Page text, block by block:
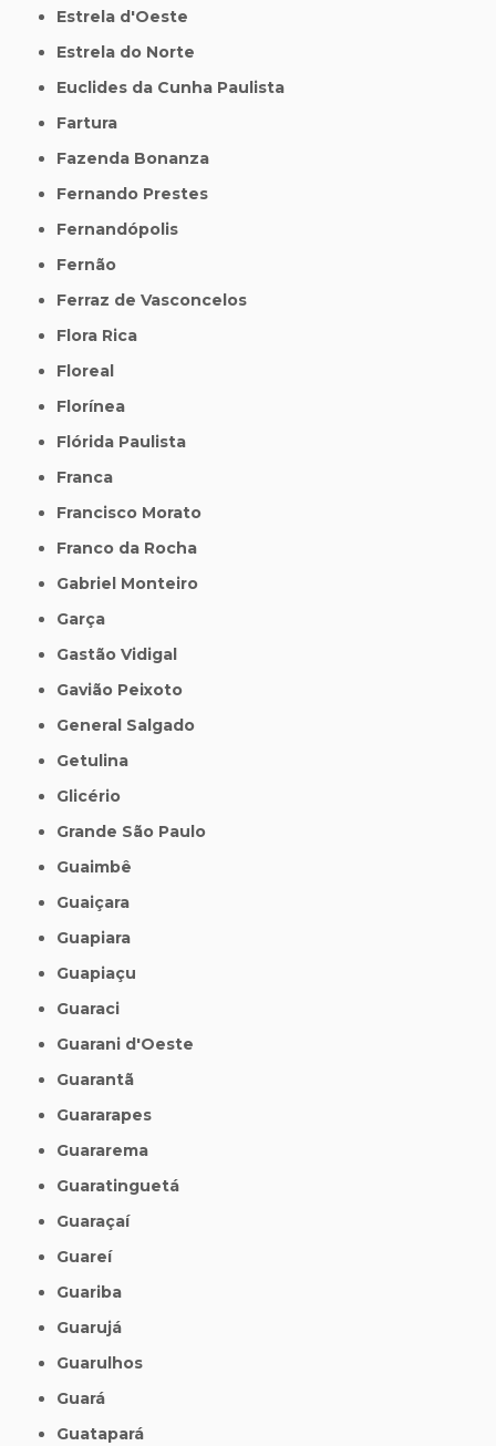
Estrela d'Oeste
Estrela do Norte
Euclides da Cunha Paulista
Fartura
Fazenda Bonanza
Fernando Prestes
Fernandópolis
Fernão
Ferraz de Vasconcelos
Flora Rica
Floreal
Florínea
Flórida Paulista
Franca
Francisco Morato
Franco da Rocha
Gabriel Monteiro
Garça
Gastão Vidigal
Gavião Peixoto
General Salgado
Getulina
Glicério
Grande São Paulo
Guaimbê
Guaiçara
Guapiara
Guapiaçu
Guaraci
Guarani d'Oeste
Guarantã
Guararapes
Guararema
Guaratinguetá
Guaraçaí
Guareí
Guariba
Guarujá
Guarulhos
Guará
Guatapará